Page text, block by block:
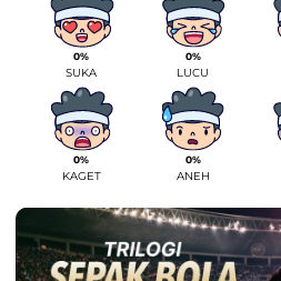
0%
SUKA
0%
LUCU
0%
KAGET
0%
ANEH